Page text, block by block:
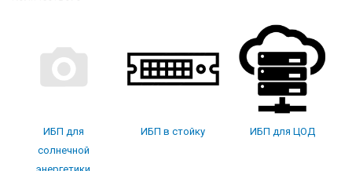
ИБП для
солнечной
ИБП в стойку ИБП для ЦОД